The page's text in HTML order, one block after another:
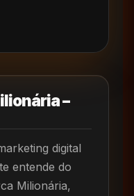
–
digital
entende do
Milionária,